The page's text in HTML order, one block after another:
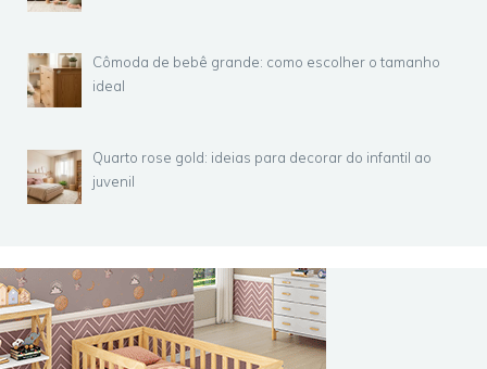
Cômoda de bebê grande: como escolher o tamanho
ideal
Quarto rose gold: ideias para decorar do infantil ao
juvenil